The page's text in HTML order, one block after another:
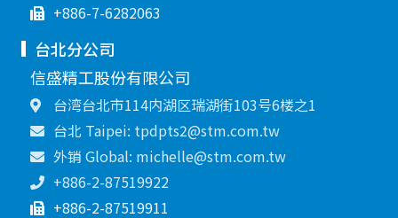
+886-7-6282063
台北分公司
信盛精工股份有限公司
台湾台北市114内湖区瑞湖街103号6楼之1
台北 Taipei: tpdpts2@stm.com.tw
外销 Global: michelle@stm.com.tw
+886-2-87519922
+886-2-87519911